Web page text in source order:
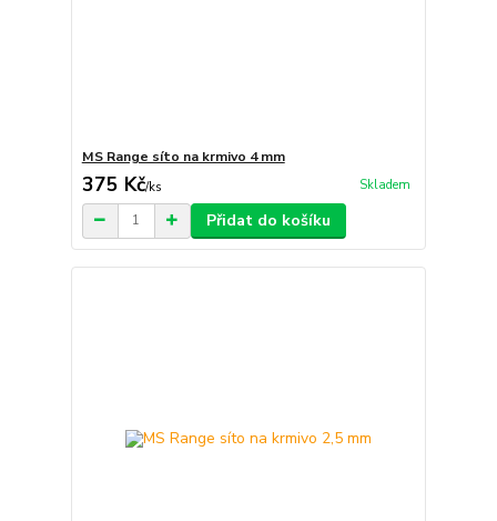
MS Range síto na krmivo 4 mm
375 Kč/ks Skladem
Přidat do košíku